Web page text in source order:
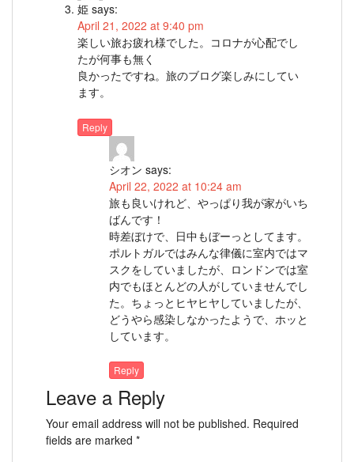
姫 says:
April 21, 2022 at 9:40 pm
楽しい旅お疲れ様でした。コロナが心配でし
たが何事も無く
良かったですね。旅のブログ楽しみにしてい
ます。
Reply
シオン says:
April 22, 2022 at 10:24 am
旅も良いけれど、やっぱり我が家がいち
ばんです！
時差ぼけで、日中もぼーっとしてます。
ポルトガルではみんな律儀に室内ではマ
スクをしていましたが、ロンドンでは室
内でもほとんどの人がしていませんでし
た。ちょっとヒヤヒヤしていましたが、
どうやら感染しなかったようで、ホッと
しています。
Reply
Leave a Reply
Your email address will not be published. Required
fields are marked *